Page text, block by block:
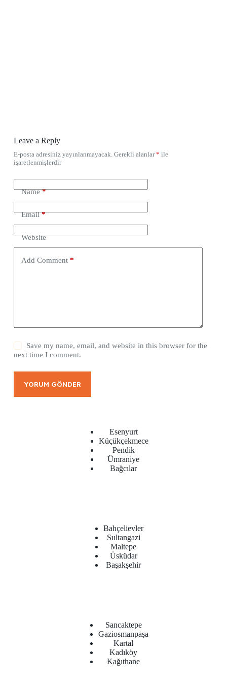
Leave a Reply
E-posta adresiniz yayınlanmayacak. Gerekli alanlar* ile
işaretlenmişlerdir
Name*
Email*
Website
Add Comment*
Save my name, email, and website in this browser for the
next time I comment.
YORUM GÖNDER
Esenyurt
Küçükçekmece
Pendik
Ümraniye
Bağcılar
Bahçelievler
Sultangazi
Maltepe
Üsküdar
Başakşehir
Sancaktepe
Gaziosmanpaşa
Kartal
Kadıköy
Kağıthane